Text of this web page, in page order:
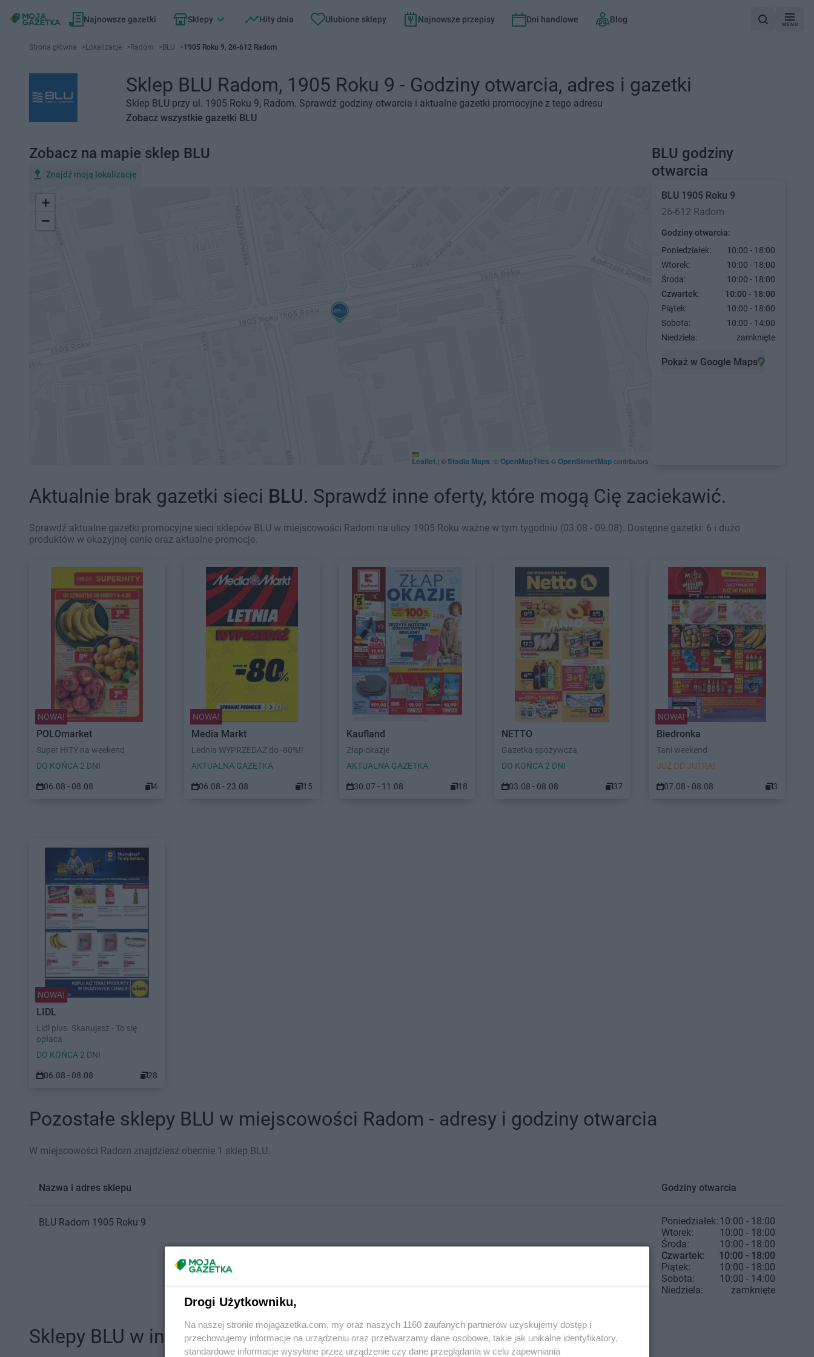
Najnowsze gazetki Sklepy Hity dnia Ulubione sklepy Najnowsze przepisy Dni handlowe Blog
MENU
Strona główna >Lokalizacje >Radom >BLU >1905 Roku 9, 26-612 Radom
Sklep BLU Radom, 1905 Roku 9 - Godziny otwarcia, adres i gazetki
Sklep BLU przy ul. 1905 Roku 9, Radom. Sprawdź godziny otwarcia i aktualne gazetki promocyjne z tego adresu
Zobacz wszystkie gazetki BLU
BLU godziny
otwarcia
BLU 1905 Roku 9
26-612 Radom
Godziny otwarcia:
Poniedziałek:
10:00 - 18:00
Wtorek:
10:00 - 18:00
Środa:
10:00 - 18:00
Czwartek:
10:00 - 18:00
Piątek:
10:00 - 18:00
Sobota:
10:00 - 14:00
Niedziela:
zamknięte
Pokaż w Google Maps
Zobacz na mapie sklep BLU
Znajdź moją lokalizację
+
−
Leaflet | ©Stadia Maps , ©OpenMapTiles ©OpenStreetMapcontributors
Aktualnie brak gazetki sieci BLU. Sprawdź inne oferty, które mogą Cię zaciekawić.
Sprawdź aktualne gazetki promocyjne sieci sklepów BLU w miejscowości Radom na ulicy 1905 Roku ważne w tym tygodniu (03.08 - 09.08). Dostępne gazetki: 6 i dużo
produktów w okazyjnej cenie oraz aktualne promocje.
NOWA!
POLOmarket
Super HITY na weekend
DO KOŃCA 2 DNI
06.08 - 08.08 4
NOWA!
Media Markt
Lednia WYPRZEDAŻ do -80%!!
AKTUALNA GAZETKA
06.08 - 23.08 15
Kaufland
Złap okazje
AKTUALNA GAZETKA
30.07 - 11.08 18
NETTO
Gazetka spożywcza
DO KOŃCA 2 DNI
03.08 - 08.08 37
NOWA!
Biedronka
Tani weekend
JUŻ OD JUTRA!
07.08 - 08.08 3
NOWA!
LIDL
Lidl plus. Skanujesz - To się
opłaca
DO KOŃCA 2 DNI
06.08 - 08.08 28
Pozostałe sklepy BLU w miejscowości Radom - adresy i godziny otwarcia
W miejscowości Radom znajdziesz obecnie 1 sklep BLU.
Nazwa i adres sklepu Godziny otwarcia
BLU Radom 1905 Roku 9 Poniedziałek: 10:00 - 18:00
Wtorek:
10:00 - 18:00
Środa:
10:00 - 18:00
Czwartek:
10:00 - 18:00
Piątek:
10:00 - 18:00
Sobota:
10:00 - 14:00
Niedziela:
zamknięte
Sklepy BLU w innych miastach
Drogi Użytkowniku,
Na naszej stronie mojagazetka.com, my oraz naszych 1160 zaufanych partnerów uzyskujemy dostęp i
przechowujemy informacje na urządzeniu oraz przetwarzamy dane osobowe, takie jak unikalne identyfikatory,
standardowe informacje wysyłane przez urządzenie czy dane przeglądania w celu zapewniania